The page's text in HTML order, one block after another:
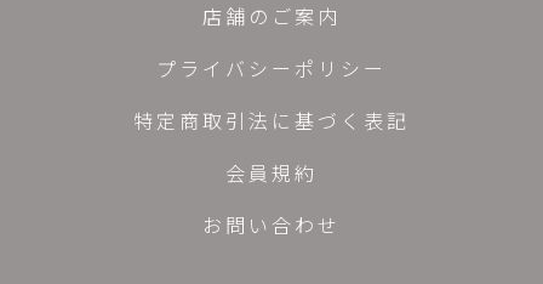
店舗のご案内
プライバシーポリシー
特定商取引法に基づく表記
会員規約
お問い合わせ